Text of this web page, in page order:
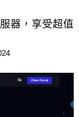
器，享受超值